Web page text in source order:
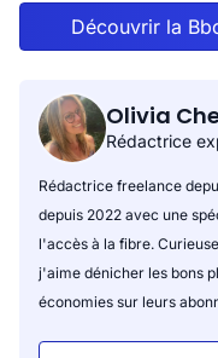
Découvrir la
Olivia
Rédactrice
Rédactrice freelance
depuis 2022 avec une
l'accès à la fibre.
j'aime dénicher les bons
économies sur leurs